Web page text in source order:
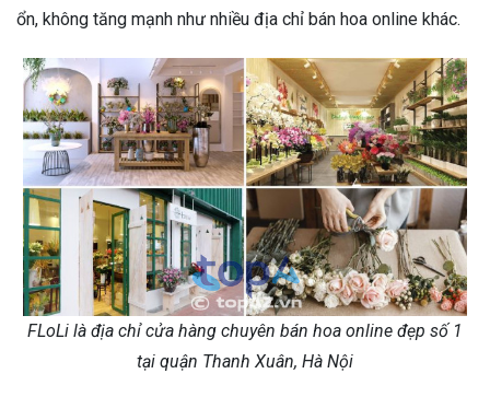
ổn, không tăng mạnh như nhiều địa chỉ bán hoa online khác.
FLoLi là địa chỉ cửa hàng chuyên bán hoa online đẹp số 1
tại quận Thanh Xuân, Hà Nội